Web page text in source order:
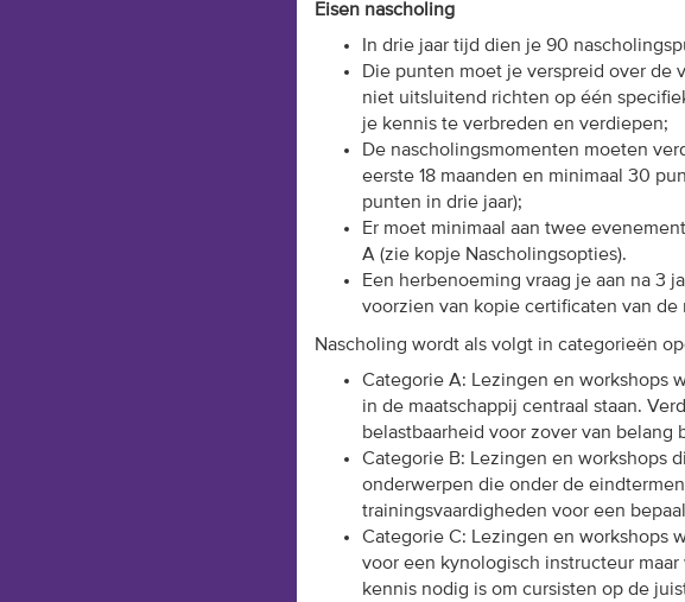
Eisen nascholing
In drie jaar tijd dien je 90
Die punten moet je verspreid over de
niet uitsluitend richten op één
je kennis te verbreden en verdiepen;
De nascholingsmomenten moeten
eerste 18 maanden en minimaal 30
punten in drie jaar);
Er moet minimaal aan twee
A (zie kopje Nascholingsopties).
Een herbenoeming vraag je aan na 3
voorzien van kopie certificaten van
Nascholing wordt als volgt in categorieën
Categorie A: Lezingen en workshops
in de maatschappij centraal staan.
belastbaarheid voor zover van
Categorie B: Lezingen en workshops
onderwerpen die onder de
trainingsvaardigheden voor een
Categorie C: Lezingen en workshops
voor een kynologisch instructeur
kennis nodig is om cursisten op de